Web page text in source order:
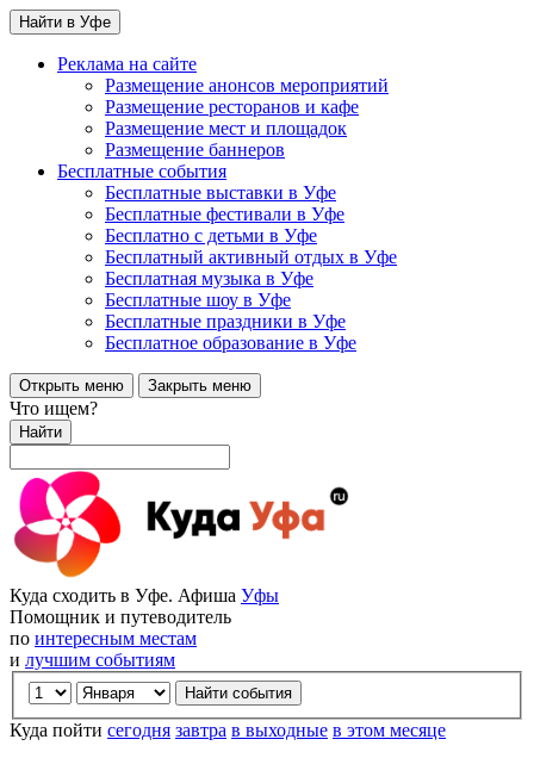
Найти в Уфе
Реклама на сайте
Размещение анонсов мероприятий
Размещение ресторанов и кафе
Размещение мест и площадок
Размещение баннеров
Бесплатные события
Бесплатные выставки в Уфе
Бесплатные фестивали в Уфе
Бесплатно с детьми в Уфе
Бесплатный активный отдых в Уфе
Бесплатная музыка в Уфе
Бесплатные шоу в Уфе
Бесплатные праздники в Уфе
Бесплатное образование в Уфе
Открыть меню Закрыть меню
Что ищем?
Найти
Куда сходить в Уфе. Афиша Уфы
Помощник и путеводитель
по интересным местам
и лучшим событиям
Куда пойти сегодня завтра в выходные в этом месяце